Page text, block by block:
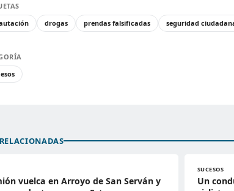
drogas prendas falsificadas seguridad
vuelca en Arroyo de San Serván y
SUCESOS
Un